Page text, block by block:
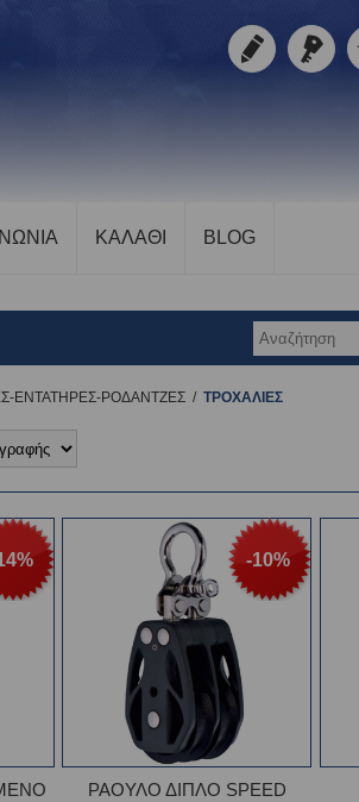
ΚΑΛΑΘΙ BLOG
ΕΝΤΑΤΗΡΕΣ-ΡΟΔΑΝΤΖΕΣ / ΤΡΟΧΑΛΙΕΣ
-10%
ΡΑΟΥΛΟ ΔΙΠΛΟ SPEED